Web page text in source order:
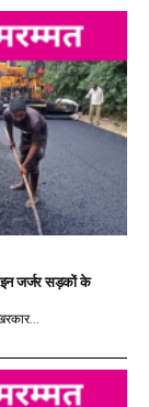
जर्जर सड़कों के